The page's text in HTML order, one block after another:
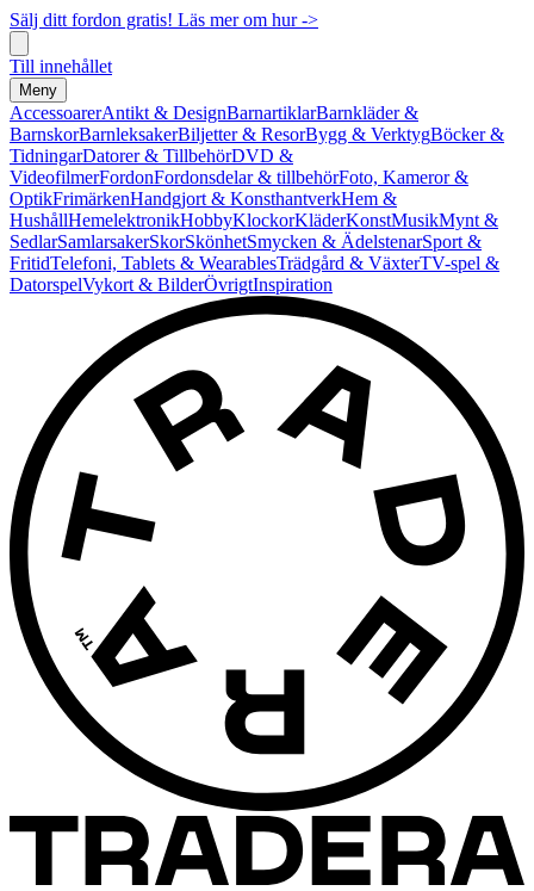
Sälj ditt fordon gratis! Läs mer om hur ->
Till innehållet
Meny
AccessoarerAntikt & DesignBarnartiklarBarnkläder &
BarnskorBarnleksakerBiljetter & ResorBygg & VerktygBöcker &
TidningarDatorer & TillbehörDVD &
VideofilmerFordonFordonsdelar & tillbehörFoto, Kameror &
OptikFrimärkenHandgjort & KonsthantverkHem &
HushållHemelektronikHobbyKlockorKläderKonstMusikMynt &
SedlarSamlarsakerSkorSkönhetSmycken & ÄdelstenarSport &
FritidTelefoni, Tablets & WearablesTrädgård & VäxterTV-spel &
DatorspelVykort & BilderÖvrigtInspiration